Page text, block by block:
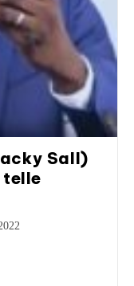
Sall)
telle